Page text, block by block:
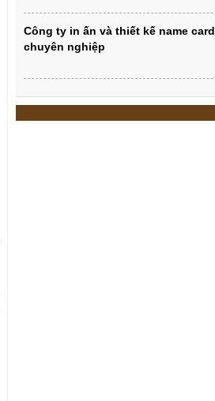
Công ty in ấn và thiết kế name card
chuyên nghiệp